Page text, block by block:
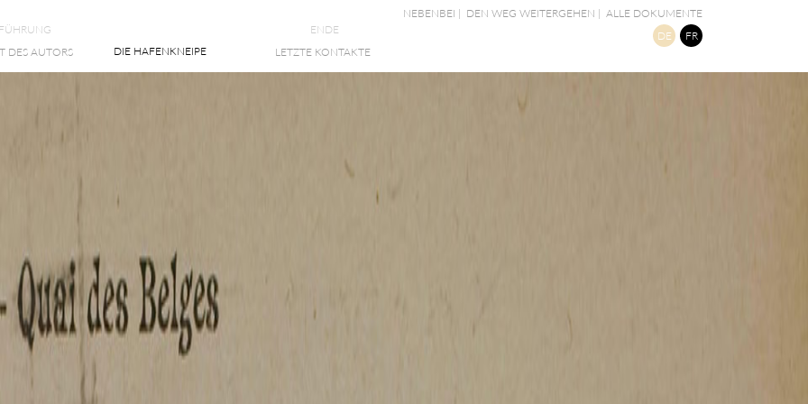
DES AUTORS
DIE HAFENKNEIPE
ENDE
LETZTE KONTAKTE
NEBENBEI | DEN WEG WEITERGEHEN | ALLE DOKUMENTE
DE
FR